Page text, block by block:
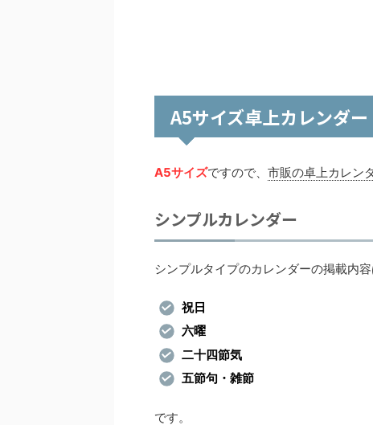
A5サイズ卓上カレンダー
A5サイズですので、 市販の卓上カレン
シンプルカレンダー
シンプルタイプのカレンダーの掲載内容
祝日
六曜
二十四節気
五節句・雑節
です。